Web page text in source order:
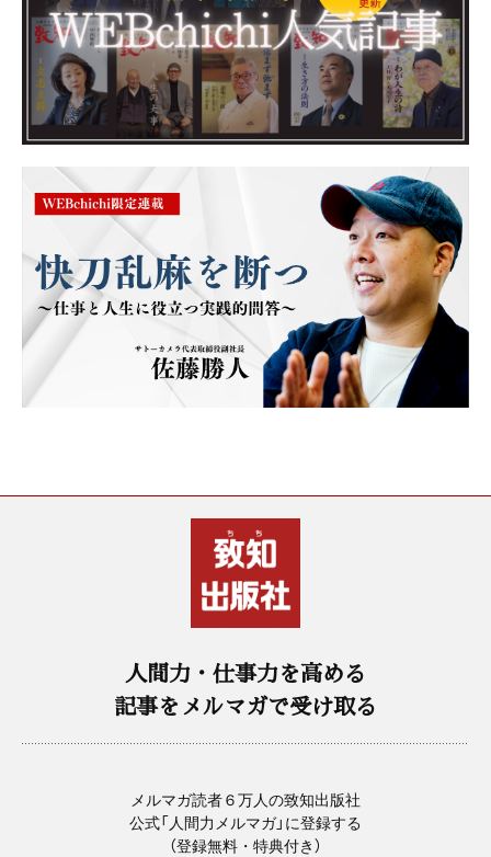
人間力・仕事力を高める
記事をメルマガで受け取る
メルマガ読者６万人の致知出版社
公式「人間力メルマガ」に登録する
（登録無料・特典付き）